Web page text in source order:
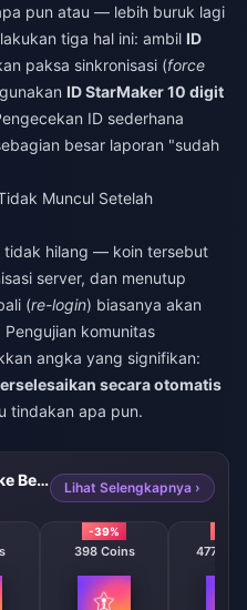
pun atau — lebih buruk lagi
tiga hal ini: ambil ID
paksa sinkronisasi (force
ID StarMaker 10 digit
ID sederhana
besar laporan "sudah
Muncul Setelah
tidak hilang — koin tersebut
server, dan menutup
(re-login) biasanya akan
komunitas
angka yang signifikan:
secara otomatis
tindakan apa pun.
StarMaker: Koin Karaoke Bernyanyi Lihat Selengkapnya ›
-39%
398 Coins 47746